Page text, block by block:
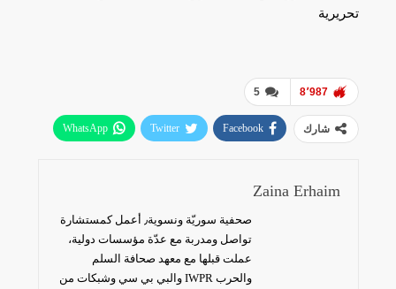
تحريرية
5 8٬987
شارك Facebook
Twitter
WhatsApp
Zaina Erhaim
صحفية سوريّة ونسوية٫ أعمل كمستشارة
تواصل ومدربة مع عدّة مؤسسات دولية،
عملت قبلها مع معهد صحافة السلم
والحرب IWPR والبي بي سي وشبكات من